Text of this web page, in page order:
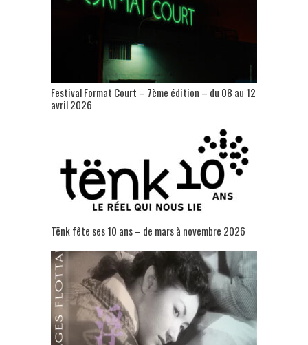
Festival Format Court – 7ème édition – du 08 au 12
avril 2026
Tënk fête ses 10 ans – de mars à novembre 2026